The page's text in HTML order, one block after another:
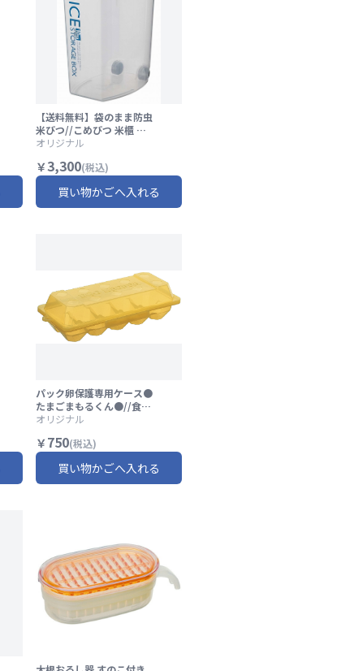
【送料無料】袋のまま防虫
米びつ//こめびつ 米櫃 お
米 保存 お米保存 保管 お米
スケーター
オリジナル
￥3,300(税込)
買い物かごへ入れる
パック卵保護専用ケース●
たまごまもるくん●//食品
保護 たまご タマゴ 卵 ケー
ス お買い物 レジャー アウ
トドア キャンプ BBQ 専用
ケース おもしろグッズ 便
利グッズ// スケーター
オリジナル
￥ 750(税込)
買い物かごへ入れる